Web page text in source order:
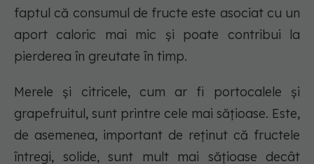
faptul că consumul de fructe este asociat cu un
aport caloric mai mic și poate contribui la
pierderea în greutate în timp.
Merele și citricele, cum ar fi portocalele și
grapefruitul, sunt printre cele mai sățioase. Este,
de asemenea, important de reținut că fructele
întregi, solide, sunt mult mai sățioase decât